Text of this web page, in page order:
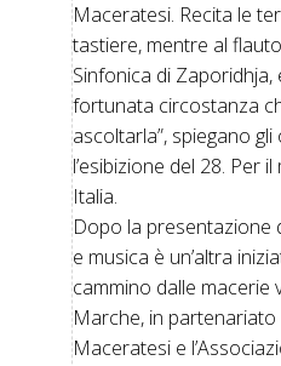
Maceratesi. Recita le
tastiere, mentre al
Sinfonica di Zaporidhja,
fortunata circostanza
ascoltarla”, spiegano
l’esibizione del 28. Per
Italia.
Dopo la presentazione
e musica è un’altra
cammino dalle macerie
Marche, in partenariato
Maceratesi e